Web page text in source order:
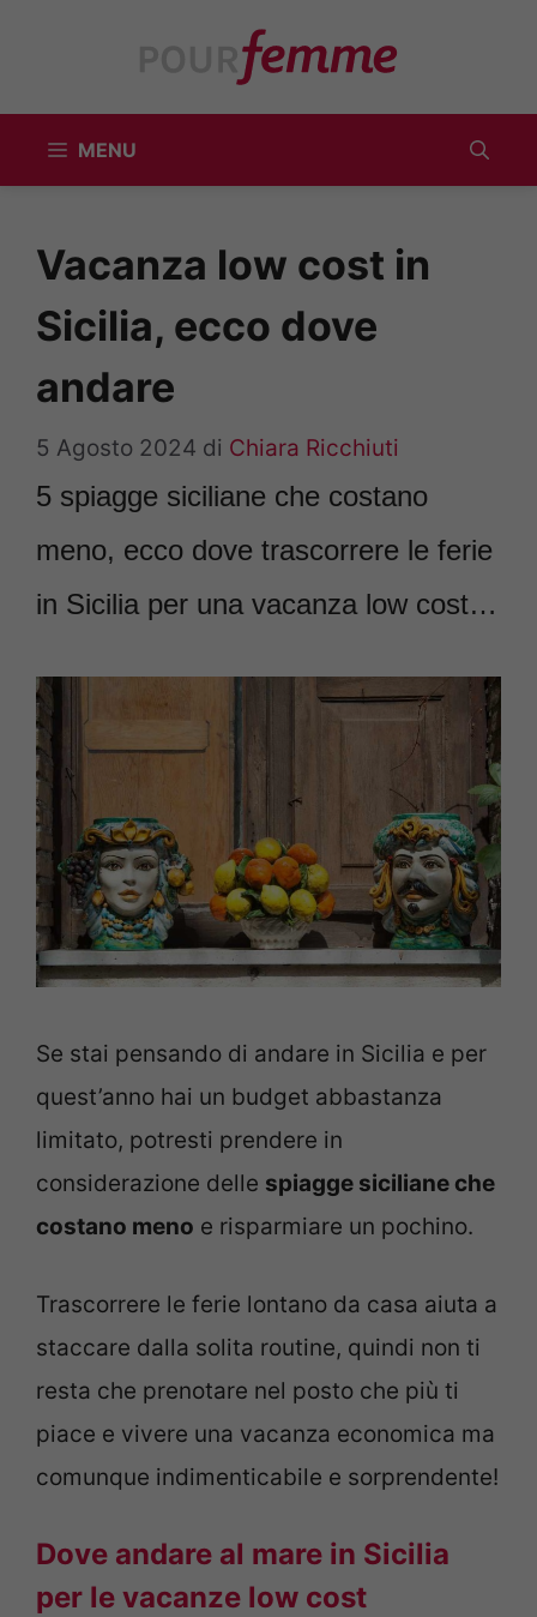
MENU
Vacanza low cost in
Sicilia, ecco dove
andare
5 Agosto 2024 di Chiara Ricchiuti
5 spiagge siciliane che costano
meno, ecco dove trascorrere le ferie
in Sicilia per una vacanza low cost…
Se stai pensando di andare in Sicilia e per
quest’anno hai un budget abbastanza
limitato, potresti prendere in
considerazione delle spiagge siciliane che
costano meno e risparmiare un pochino.
Trascorrere le ferie lontano da casa aiuta a
staccare dalla solita routine, quindi non ti
resta che prenotare nel posto che più ti
piace e vivere una vacanza economica ma
comunque indimenticabile e sorprendente!
Dove andare al mare in Sicilia
per le vacanze low cost